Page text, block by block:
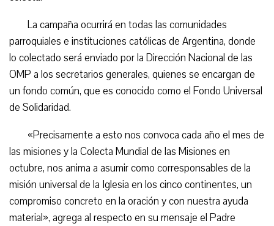
La campaña ocurrirá en todas las comunidades
parroquiales e instituciones católicas de Argentina, donde
lo colectado será enviado por la Dirección Nacional de las
OMP a los secretarios generales, quienes se encargan de
un fondo común, que es conocido como el Fondo Universal
de Solidaridad.
«Precisamente a esto nos convoca cada año el mes de
las misiones y la Colecta Mundial de las Misiones en
octubre, nos anima a asumir como corresponsables de la
misión universal de la Iglesia en los cinco continentes, un
compromiso concreto en la oración y con nuestra ayuda
material», agrega al respecto en su mensaje el Padre